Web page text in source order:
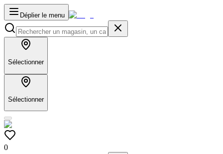
Déplier le menu
Sélectionner
Sélectionner
0